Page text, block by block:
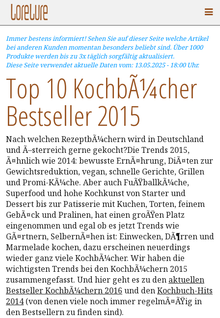
Immer bestens informiert! Sehen Sie auf dieser Seite welche Artikel
bei anderen Kunden momentan besonders beliebt sind. Über 1000
Produkte werden bis zu 3x täglich sorgfältig aktualisiert.
Diese Seite verwendet aktuelle Daten vom: 13.05.2025 - 18:00 Uhr.
Top 10 KochbÃ¼cher
Bestseller 2015
Nach welchen RezeptbÃ¼chern wird in Deutschland
und Ã–sterreich gerne gekocht?Die Trends 2015,
Ã¤hnlich wie 2014: bewusste ErnÃ¤hrung, DiÃ¤ten zur
Gewichtsreduktion, vegan, schnelle Gerichte, Grillen
und Promi-KÃ¼che. Aber auch FuÃŸballkÃ¼che,
Superfood und hohe Kochkunst von Starter und
Dessert bis zur Patisserie mit Kuchen, Torten, feinem
GebÃ¤ck und Pralinen, hat einen groÃŸen Platz
eingenommen und egal ob es jetzt Trends wie
GÃ¤rtnern, SelbernÃ¤hen ist: Einwecken, DÃ¶rren und
Marmelade kochen, dazu erscheinen neuerdings
wieder ganz viele KochbÃ¼cher. Wir haben die
wichtigsten Trends bei den KochbÃ¼chern 2015
zusammengefasst. Und hier geht es zu den aktuellen
Bestseller KochbÃ¼chern 2016 und denKochbuch-Hits
2014(von denen viele noch immer regelmÃ¤ÃŸig in
den Bestsellern zu finden sind).